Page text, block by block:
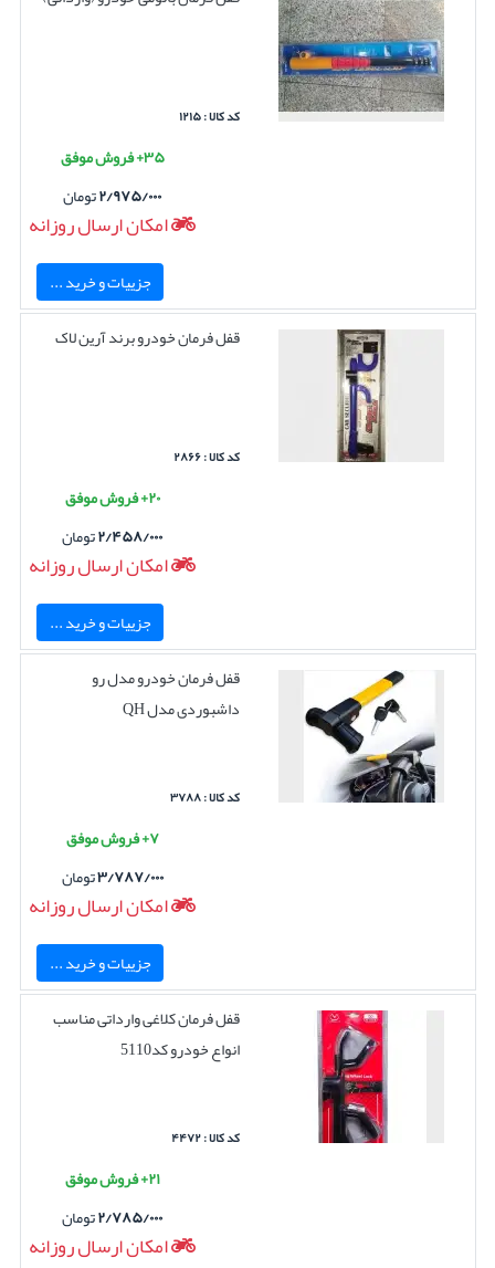
کد کالا : ۱۲۱۵
۳۵+ فروش موفق
۲/۹۷۵/۰۰۰تومان
امکان ارسال روزانه
جزییات و خرید ...
قفل فرمان خودرو برند آرین لاک
کد کالا : ۲۸۶۶
۲۰+ فروش موفق
۲/۴۵۸/۰۰۰تومان
امکان ارسال روزانه
جزییات و خرید ...
قفل فرمان خودرو مدل رو
داشبوردی مدل QH
کد کالا : ۳۷۸۸
۷+ فروش موفق
۳/۷۸۷/۰۰۰تومان
امکان ارسال روزانه
جزییات و خرید ...
قفل فرمان کلاغی وارداتی مناسب
انواع خودرو کد5110
کد کالا : ۴۴۷۲
۲۱+ فروش موفق
۲/۷۸۵/۰۰۰تومان
امکان ارسال روزانه